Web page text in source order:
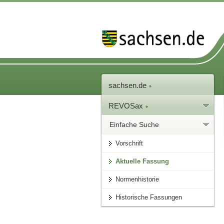
sachsen.de
REVOSax
Einfache Suche
Vorschrift
Aktuelle Fassung
Normenhistorie
Historische Fassungen